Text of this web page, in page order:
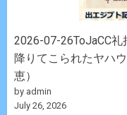
2026-07-26ToJaCC
降りてこられたヤハ
恵）
by admin
July 26, 2026